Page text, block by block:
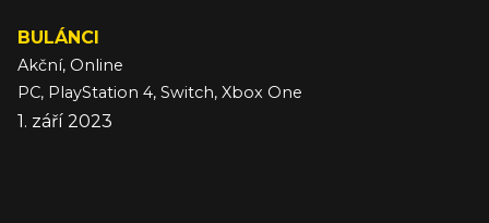
BULÁNCI
Akční, Online
PC, PlayStation 4, Switch, Xbox One
1. září 2023